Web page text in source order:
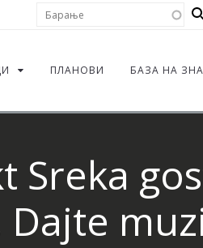
Search
form
ПЛАНОВИ БАЗА НА
Sreka